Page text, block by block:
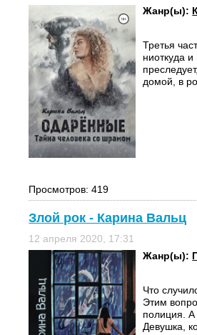
Жанр(ы):
Третья
ниоткуда
домой, в
Просмотров: 419
Злой рок - Карина Вальц
12 апреля 2020, 17:31
Жанр(ы):
Что
Этим
полиция.
Девушка,